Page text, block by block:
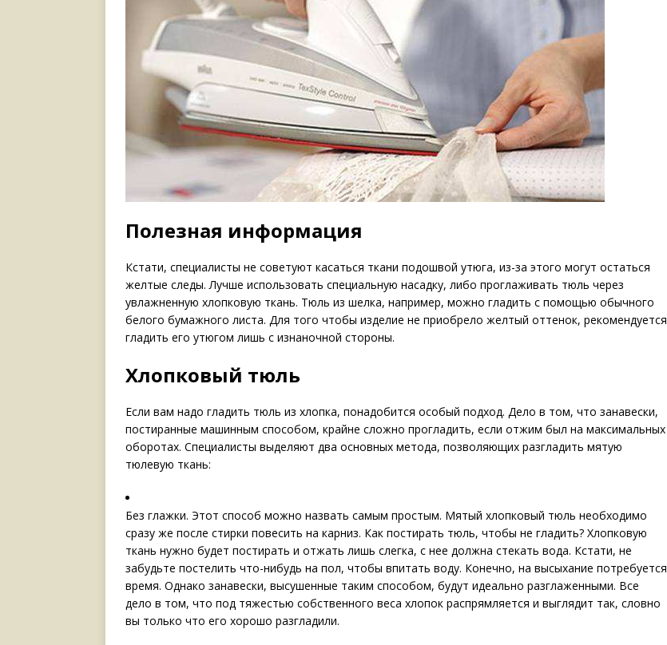
Полезная информация
Кстати, специалисты не советуют касаться ткани подошвой утюга, из-за этого могут остаться
желтые следы. Лучше использовать специальную насадку, либо проглаживать тюль через
увлажненную хлопковую ткань. Тюль из шелка, например, можно гладить с помощью обычного
белого бумажного листа. Для того чтобы изделие не приобрело желтый оттенок, рекомендуется
гладить его утюгом лишь с изнаночной стороны.
Хлопковый тюль
Если вам надо гладить тюль из хлопка, понадобится особый подход. Дело в том, что занавески,
постиранные машинным способом, крайне сложно прогладить, если отжим был на максимальных
оборотах. Специалисты выделяют два основных метода, позволяющих разгладить мятую
тюлевую ткань:
Без глажки. Этот способ можно назвать самым простым. Мятый хлопковый тюль необходимо
сразу же после стирки повесить на карниз. Как постирать тюль, чтобы не гладить? Хлопковую
ткань нужно будет постирать и отжать лишь слегка, с нее должна стекать вода. Кстати, не
забудьте постелить что-нибудь на пол, чтобы впитать воду. Конечно, на высыхание потребуется
время. Однако занавески, высушенные таким способом, будут идеально разглаженными. Все
дело в том, что под тяжестью собственного веса хлопок распрямляется и выглядит так, словно
вы только что его хорошо разгладили.